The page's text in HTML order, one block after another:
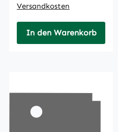
Versandkosten
In den Warenkorb